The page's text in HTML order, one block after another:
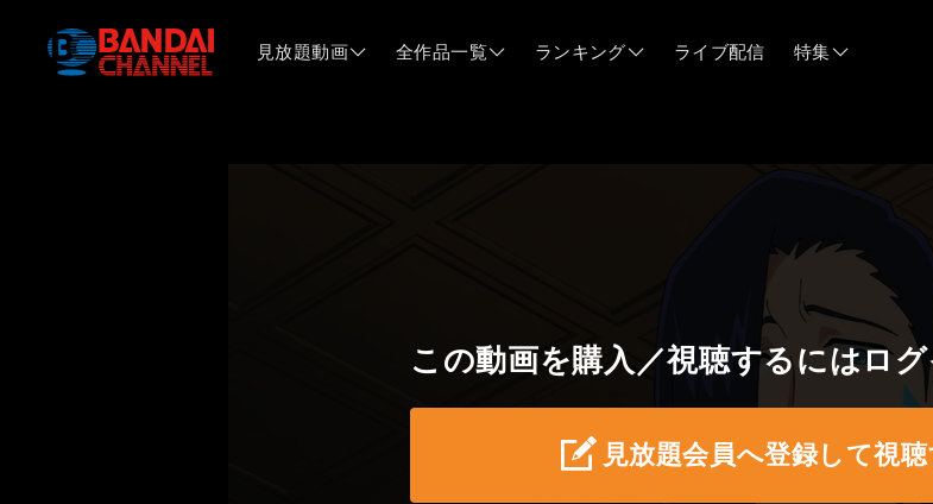
見放題動画 全作品一覧 ランキング ライブ配信 特集
この動画を購入／視聴するにはログ
見放題会員へ登録して視聴